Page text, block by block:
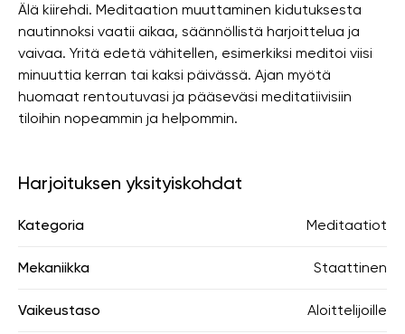
Älä kiirehdi. Meditaation muuttaminen kidutuksesta
nautinnoksi vaatii aikaa, säännöllistä harjoittelua ja
vaivaa. Yritä edetä vähitellen, esimerkiksi meditoi viisi
minuuttia kerran tai kaksi päivässä. Ajan myötä
huomaat rentoutuvasi ja pääseväsi meditatiivisiin
tiloihin nopeammin ja helpommin.
Harjoituksen yksityiskohdat
Kategoria Meditaatiot
Mekaniikka Staattinen
Vaikeustaso Aloittelijoille